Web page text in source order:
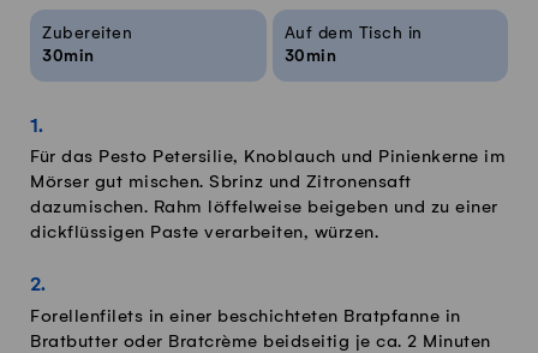
Rezeptinfos
Zubereiten
30min
Auf dem Tisch in
30min
Für das Pesto Petersilie, Knoblauch und Pinienkerne im
Mörser gut mischen. Sbrinz und Zitronensaft
dazumischen. Rahm löffelweise beigeben und zu einer
dickflüssigen Paste verarbeiten, würzen.
Forellenfilets in einer beschichteten Bratpfanne in
Bratbutter oder Bratcrème beidseitig je ca. 2 Minuten